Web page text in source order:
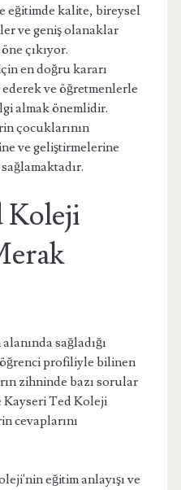
eğitimde kalite, bireysel
ve geniş olanaklar
çıkıyor.
en doğru kararı
ve öğretmenlerle
almak önemlidir.
çocuklarının
ve geliştirmelerine
Koleji
sağladığı
profiliyle bilinen
zihninde bazı sorular
Ted Koleji
cevaplarını
eğitim anlayışı ve